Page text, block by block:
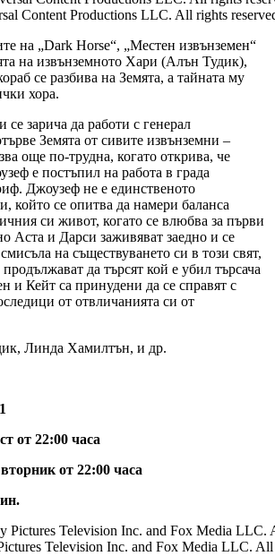
Content Productions LLC. All rights
на „Dark Horse“, „Местен извънземен“
на извънземното Хари (Алън Тудик),
се разбива на Земята, a тайната му
хора.
се зарича да работи с генерал
Земята от сивите извънземни –
още по-трудна, когато открива, че
е постъпил на работа в града
Джоузеф не е единственото
който се опитва да намери баланса
си живот, когато се влюбва за първи
Аста и Дарси заживяват заедно и се
на съществуването си в този свят,
да търсят кой е убил търсача
и Кейт са принудени да се справят с
от отвличанията си от
Линда Хамилтън, и др.
от 22:00 часа
от 22:00 часа
Television Inc. and Fox Media LLC. All